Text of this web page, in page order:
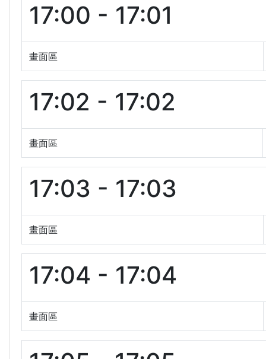
17:00 - 17:01
畫面區
17:02 - 17:02
畫面區
17:03 - 17:03
畫面區
17:04 - 17:04
畫面區